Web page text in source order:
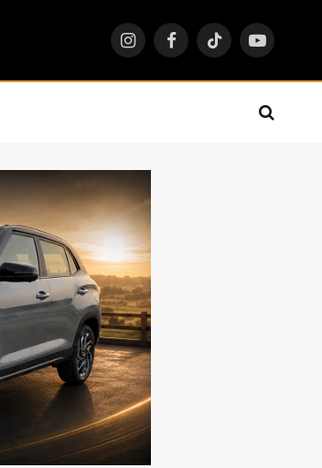
InstagramFacebookTikTokYouTube